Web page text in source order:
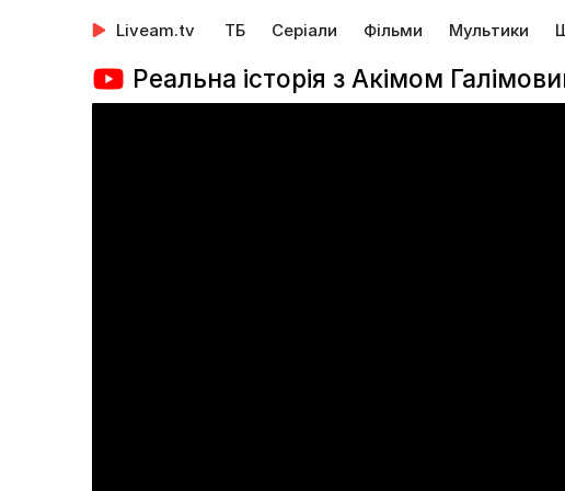
Liveam.tv ТБ Серіали Фільми Мультики
Реальна історія з Акімом